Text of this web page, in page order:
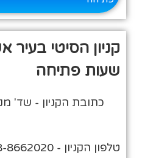
קניון הסיטי בעיר
שעות פתיחה
כתובת הקניון - שד'
טלפון הקניון - 08-8662020